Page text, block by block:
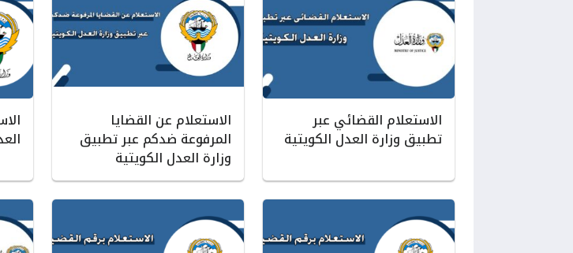
الاستعلام القضائي عبر
تطبيق وزارة العدل الكويتية
الاستعلام عن القضايا
المرفوعة ضدكم عبر تطبيق
وزارة العدل الكويتية